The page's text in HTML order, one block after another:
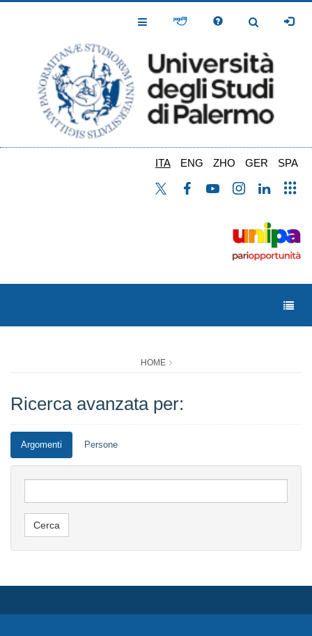
Toggle
Toggle
ITA ENG ZHO GER SPA
HOME
Ricerca avanzata per:
Argomenti Persone